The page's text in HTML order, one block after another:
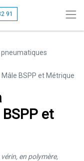
91
BSPP et Métrique
et
en polymère,